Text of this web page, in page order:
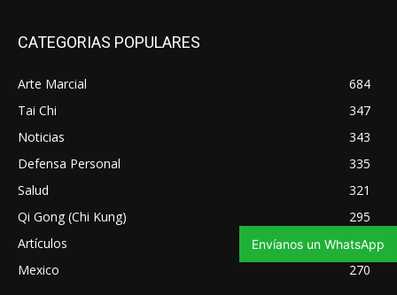
CATEGORIAS POPULARES
Arte Marcial
684
Tai Chi
347
Noticias
343
Defensa Personal
335
Salud
321
Qi Gong (Chi Kung)
295
Artículos
275
Mexico
270
Envíanos un WhatsApp